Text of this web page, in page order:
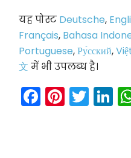
यह पोस्ट Deutsche,
Français, Bahasa
Portuguese,Ру́сский,
文 में भी उपलब्ध है।